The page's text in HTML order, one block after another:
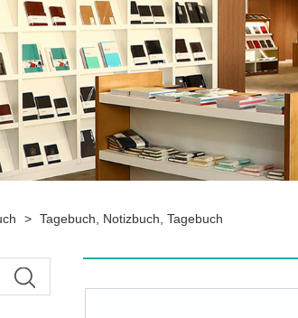
> Tagebuch, Notizbuch, Tagebuch